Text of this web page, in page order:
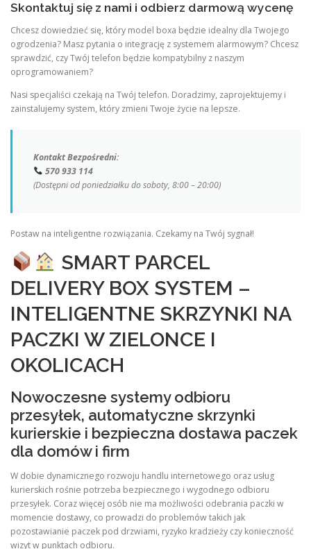
Skontaktuj się z nami i odbierz darmową wycenę
Chcesz dowiedzieć się, który model boxa będzie idealny dla Twojego
ogrodzenia? Masz pytania o integrację z systemem alarmowym? Chcesz
sprawdzić, czy Twój telefon będzie kompatybilny z naszym
oprogramowaniem?
Nasi specjaliści czekają na Twój telefon. Doradzimy, zaprojektujemy i
zainstalujemy system, który zmieni Twoje życie na lepsze.
Kontakt Bezpośredni:
570 933 114
(Dostępni od poniedziałku do soboty, 8:00 – 20:00)
Postaw na inteligentne rozwiązania. Czekamy na Twój sygnał!
SMART PARCEL
DELIVERY BOX SYSTEM –
INTELIGENTNE SKRZYNKI NA
PACZKI W ZIELONCE I
OKOLICACH
Nowoczesne systemy odbioru
przesyłek, automatyczne skrzynki
kurierskie i bezpieczna dostawa paczek
dla domów i firm
W dobie dynamicznego rozwoju handlu internetowego oraz usług
kurierskich rośnie potrzeba bezpiecznego i wygodnego odbioru
przesyłek. Coraz więcej osób nie ma możliwości odebrania paczki w
momencie dostawy, co prowadzi do problemów takich jak
pozostawianie paczek pod drzwiami, ryzyko kradzieży czy konieczność
wizyt w punktach odbioru.